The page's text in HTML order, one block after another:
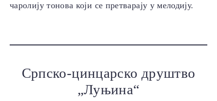
чаролију тонова који се претварају у мелодију.
Српско-цинцарско друштво
„Луњина“